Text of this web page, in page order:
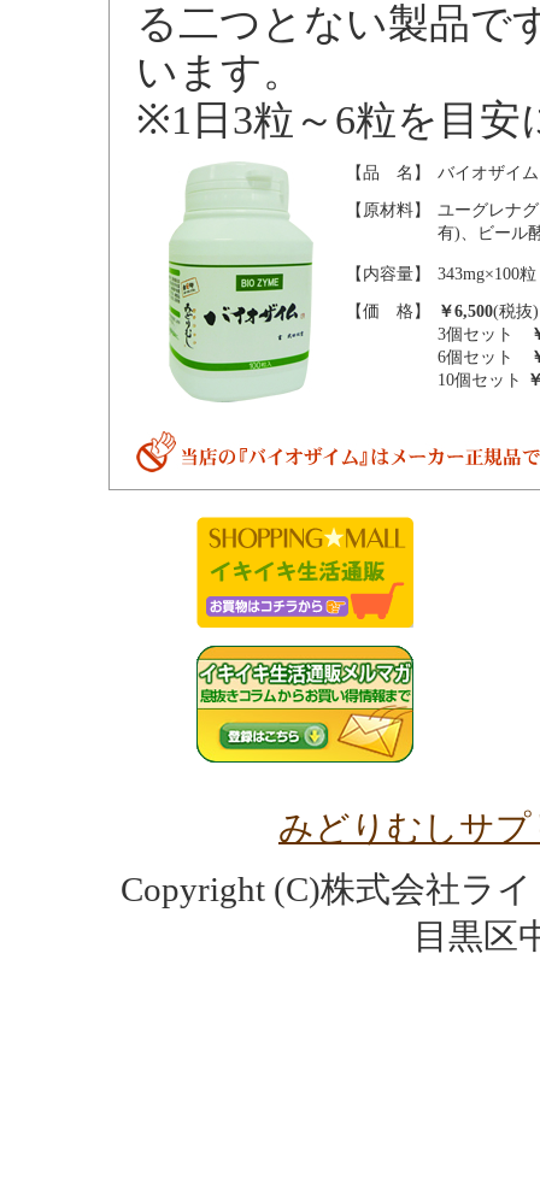
る二つとない製品で
います。
※1日3粒～6粒を目安
【品 名】 バイオザイム
【原材料】
ユーグレナ
有)、ビール
【内容量】 343mg×100粒
【価 格】 ￥6,500(税抜)
3個セット
6個セット
10個セット
みどりむしサ
Copyright (C)株式会社ラ
目黒区